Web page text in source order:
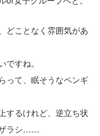
どことなく雰囲気があ
ですね。
って、眠そうなペンギ
するけれど、逆立ち状
ザラシ……